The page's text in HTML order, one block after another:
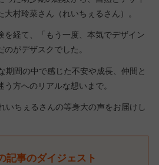
村玲菜さん（れいちぇるさん）。
を経て、「もう一度、本気でデザイン
がデザスクでした。
期間の中で感じた不安や成長、仲間と
方へのリアルな想いまで。
いちぇるさんの等身大の声をお届けし
記事のダイジェスト